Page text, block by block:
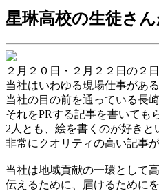
星琳高校の生徒さ
２月２０日・２月２２日の２
当社はいわゆる現場仕事があ
当社の目の前を通っている長
それをPRする記事を書いても
2人とも、絵を書くのが好き
非常にクオリティの高い記事
当社は地域貢献の一環として
伝えるために、届けるために